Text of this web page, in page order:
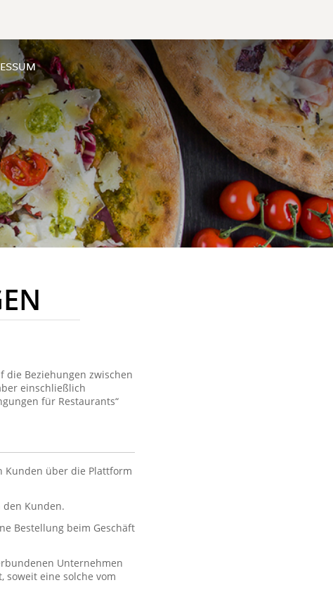
die Beziehungen zwischen
einschließlich
für Restaurants“
Kunden über die Plattform
Kunden.
Bestellung beim Geschäft
Unternehmen
soweit eine solche vom